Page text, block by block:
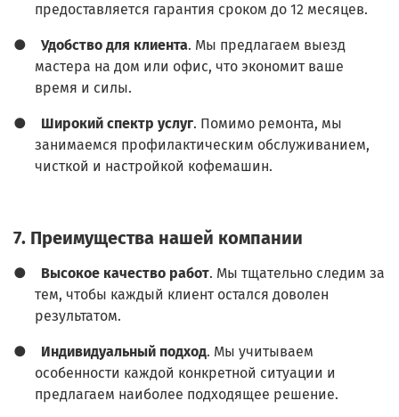
предоставляется гарантия сроком до 12 месяцев.
● Удобство для клиента. Мы предлагаем выезд
мастера на дом или офис, что экономит ваше
время и силы.
● Широкий спектр услуг. Помимо ремонта, мы
занимаемся профилактическим обслуживанием,
чисткой и настройкой кофемашин.
7. Преимущества нашей компании
● Высокое качество работ. Мы тщательно следим за
тем, чтобы каждый клиент остался доволен
результатом.
● Индивидуальный подход. Мы учитываем
особенности каждой конкретной ситуации и
предлагаем наиболее подходящее решение.